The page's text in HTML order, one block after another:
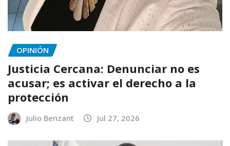
OPINIÓN
Justicia Cercana: Denunciar no es
acusar; es activar el derecho a la
protección
Julio Benzant Jul 27, 2026